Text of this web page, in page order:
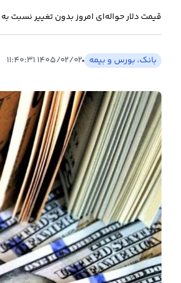
قیمت دلار حواله‌ای امروز بدون تغییر نسبت به روز گذشته، 140,519 (یکصد و چهل هزار و پانصد و
بانک، بورس و بیمه ۱۴۰۵/۰۲/۰۲ ۱۱:۴۰:۳۱